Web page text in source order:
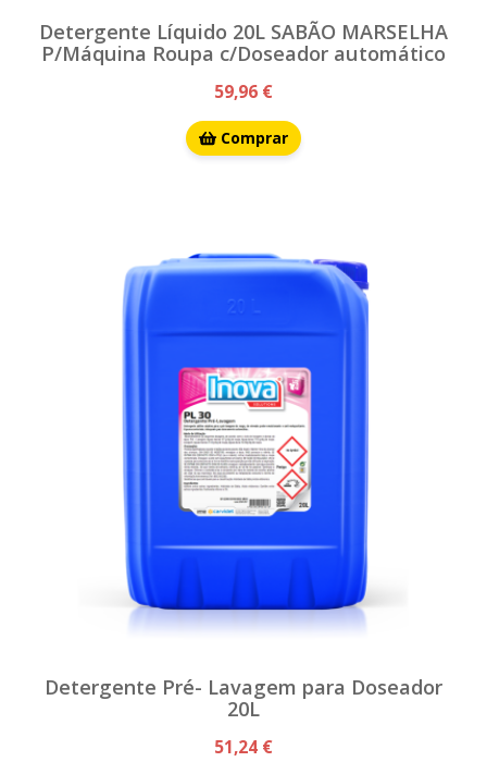
Detergente Líquido 20L SABÃO MARSELHA
P/Máquina Roupa c/Doseador automático
59,96 €
Comprar
Detergente Pré- Lavagem para Doseador
20L
51,24 €